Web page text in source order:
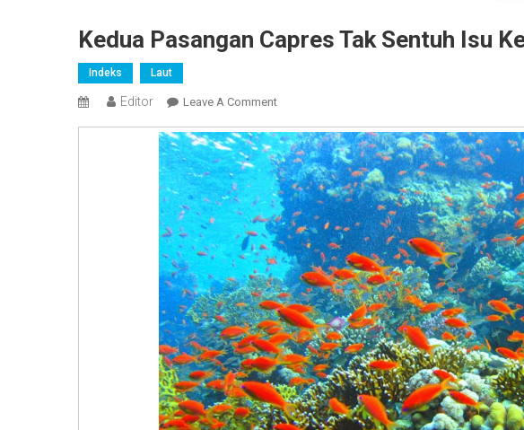
Kedua Pasangan Capres Tak Sentuh Isu
Indeks Laut
Editor Leave A CommentOn
Pasangan
Capres
Tak
Sentuh
Isu
Kelautan